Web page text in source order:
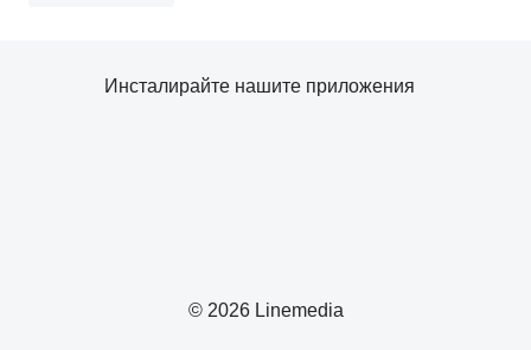
© 2026 Linemedia
Инсталирайте нашите приложения